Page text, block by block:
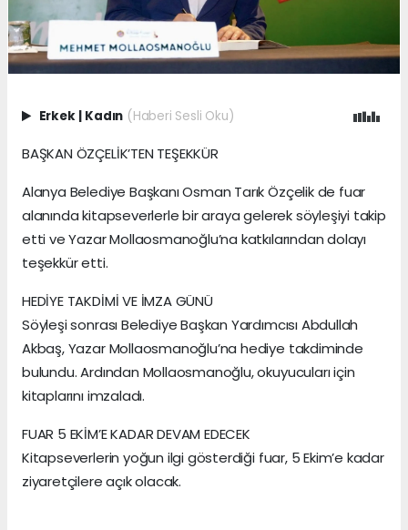
Erkek | Kadın (Haberi Sesli Oku)
BAŞKAN ÖZÇELİK’TEN TEŞEKKÜR
Alanya Belediye Başkanı Osman Tarık Özçelik de fuar
alanında kitapseverlerle bir araya gelerek söyleşiyi takip
etti ve Yazar Mollaosmanoğlu’na katkılarından dolayı
teşekkür etti.
HEDİYE TAKDİMİ VE İMZA GÜNÜ
Söyleşi sonrası Belediye Başkan Yardımcısı Abdullah
Akbaş, Yazar Mollaosmanoğlu’na hediye takdiminde
bulundu. Ardından Mollaosmanoğlu, okuyucuları için
kitaplarını imzaladı.
FUAR 5 EKİM’E KADAR DEVAM EDECEK
Kitapseverlerin yoğun ilgi gösterdiği fuar, 5 Ekim’e kadar
ziyaretçilere açık olacak.